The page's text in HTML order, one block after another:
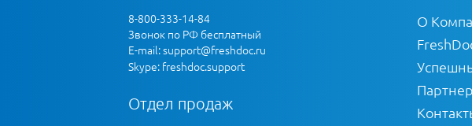
8-800-333-14-84
Звонок по РФ бесплатный
E-mail:support@freshdoc.ru
Skype: freshdoc.support
Отдел продаж
О